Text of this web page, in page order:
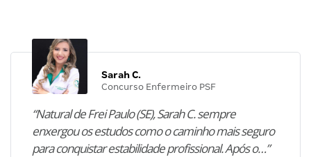
Sarah C.
Concurso Enfermeiro PSF
“Natural de Frei Paulo (SE), Sarah C. sempre
enxergou os estudos como o caminho mais seguro
para conquistar estabilidade profissional. Após o…”